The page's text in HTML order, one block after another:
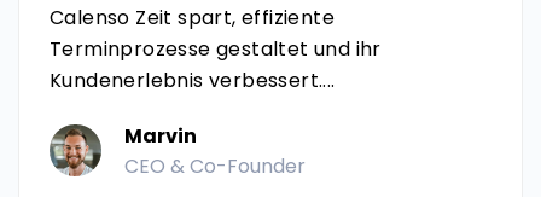
Calenso Zeit spart, effiziente
Terminprozesse gestaltet und ihr
Kundenerlebnis verbessert....
Marvin
CEO & Co-Founder